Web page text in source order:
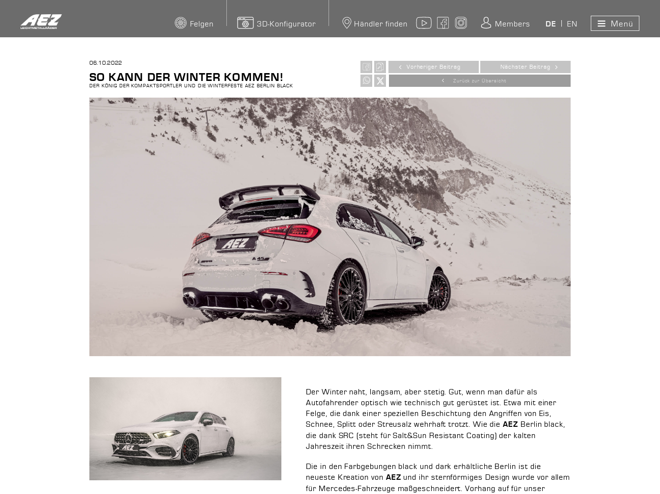
Felgen 3D-Konfigurator Händler finden YouTubeFacebookInstagramMembers DE EN Menü
Zurück zur Übersicht
Vorheriger Beitrag Nächster Beitrag
06.10.2022
SO KANN DER WINTER KOMMEN!
DER KÖNIG DER KOMPAKTSPORTLER UND DIE WINTERFESTE AEZ BERLIN BLACK
Der Winter naht, langsam, aber stetig. Gut, wenn man dafür als
Autofahrender optisch wie technisch gut gerüstet ist. Etwa mit einer
Felge, die dank einer speziellen Beschichtung den Angriffen von Eis,
Schnee, Splitt oder Streusalz wehrhaft trotzt. Wie dieAEZ Berlin black,
die dank SRC (steht für Salt&Sun Resistant Coating) der kalten
Jahreszeit ihren Schrecken nimmt.
Die in den Farbgebungen black und dark erhältliche Berlin ist die
neueste Kreation von AEZ und ihr sternförmiges Design wurde vor allem
für Mercedes-Fahrzeuge maßgeschneidert. Vorhang auf für unser